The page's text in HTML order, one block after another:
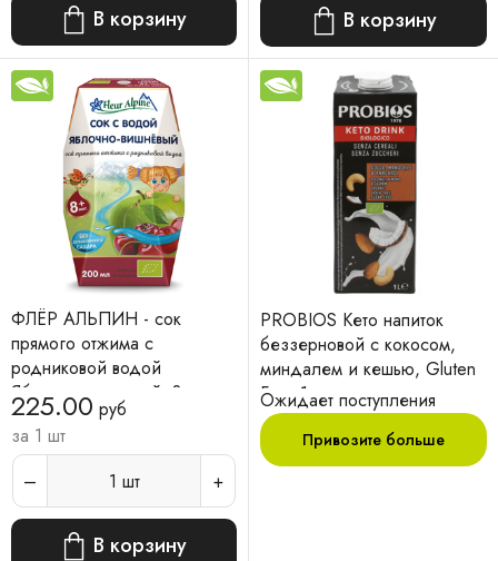
В корзину В корзину
ФЛЁР АЛЬПИН - сок
прямого отжима с
родниковой водой
Яблочно-вишневый, 8 мес.,
200гр
225.00 руб
за 1 шт
1 шт
В корзину
PROBIOS Кето напиток
беззерновой с кокосом,
миндалем и кешью, Gluten
Free 1л.
Ожидает поступления
Привозите больше